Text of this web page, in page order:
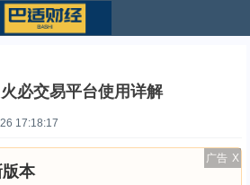
必交易平台使用详解
17:18:17
广告 X
版本